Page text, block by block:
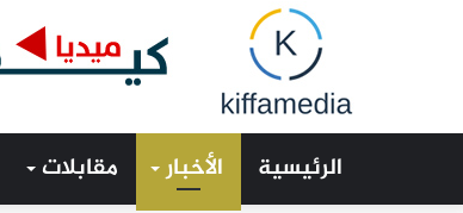
الرئيسية الأخبار مقابلات